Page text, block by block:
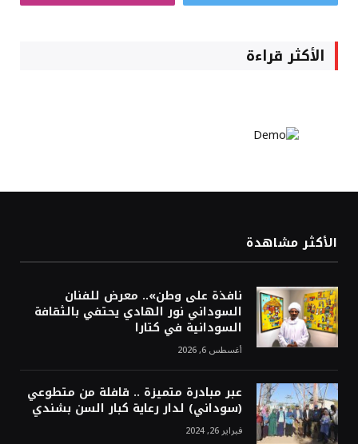
الأكثر قراءة
الأكثر مشاهدة
نافذة على وطن».. معرض للفنان
السوداني نور الهادي يحتفي بالثقافة
السودانية في كتارا
أغسطس 6, 2026
عبر مبادرة متميزة .. قافلة من متطوعي
(سوداني) لدار رعاية كبار السن بشندي
فبراير 26, 2024